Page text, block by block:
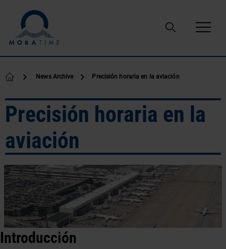
News Archive Precisión horaria en la aviación
Precisión horaria en la
aviación
Introducción